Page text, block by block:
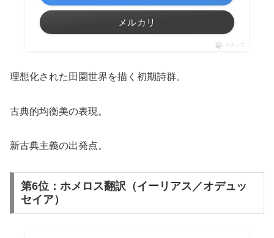
メルカリ
ポチップ
理想化された田園世界を描く初期詩群。
古典的均衡美の表現。
新古典主義の出発点。
第6位：ホメロス翻訳（イーリアス／オデュッ
セイア）